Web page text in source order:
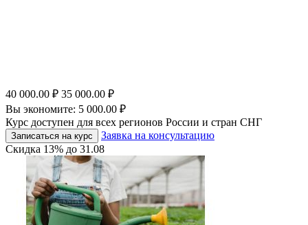
40 000.00 ₽ 35 000.00 ₽
Вы экономите: 5 000.00 ₽
Курс доступен для всех регионов России и стран СНГ
Записаться на курс
Заявка на консультацию
Скидка 13% до 31.08